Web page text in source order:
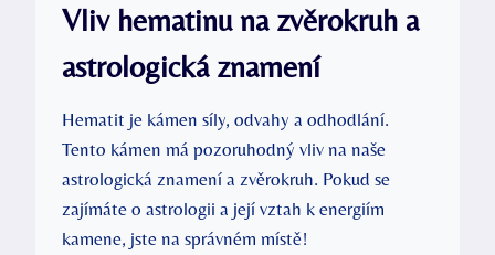
Vliv hematinu na zvěrokruh a
astrologická znamení
Hematit je kámen síly, odvahy a odhodlání.
Tento kámen má pozoruhodný vliv na naše
astrologická znamení a zvěrokruh. Pokud se
zajímáte o astrologii a její vztah k energiím
kamene, jste na správném místě!